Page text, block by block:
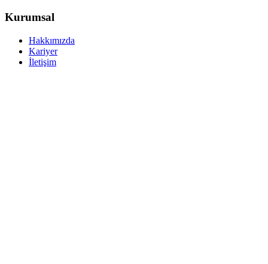
Kurumsal
Hakkımızda
Kariyer
İletişim